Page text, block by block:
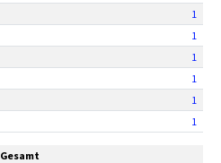
1
1
1
1
1
1
Gesamt